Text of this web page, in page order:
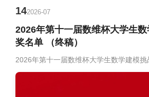
2026年第十一届数维杯大学生
奖名单 （终稿）
142026-07